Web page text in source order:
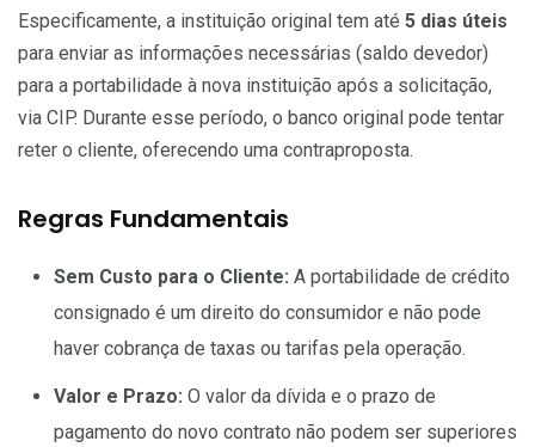
Especificamente, a instituição original tem até 5 dias úteis
para enviar as informações necessárias (saldo devedor)
para a portabilidade à nova instituição após a solicitação,
via CIP. Durante esse período, o banco original pode tentar
reter o cliente, oferecendo uma contraproposta.
Regras Fundamentais
Sem Custo para o Cliente: A portabilidade de crédito
consignado é um direito do consumidor e não pode
haver cobrança de taxas ou tarifas pela operação.
Valor e Prazo: O valor da dívida e o prazo de
pagamento do novo contrato não podem ser superiores